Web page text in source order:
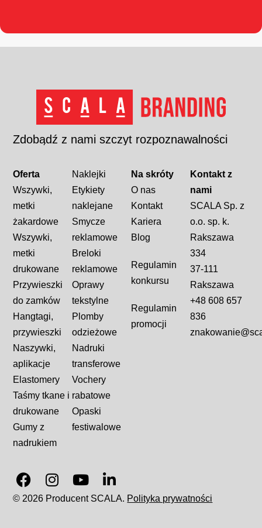
Oferta
Wszywki,
metki
żakardowe
Wszywki,
metki
drukowane
Przywieszki
do zamków
Hangtagi,
przywieszki
Naszywki,
aplikacje
Elastomery
Taśmy tkane i
drukowane
Gumy z
nadrukiem
Naklejki
Etykiety
naklejane
Smycze
reklamowe
Breloki
reklamowe
Oprawy
tekstylne
Plomby
odzieżowe
Nadruki
transferowe
Vochery
rabatowe
Opaski
festiwalowe
Na skróty
O nas
Kontakt
Kariera
Blog
Regulamin
konkursu
Regulamin
promocji
Kontakt z
nami
SCALA Sp. z
o.o. sp. k.
Rakszawa
334
37-111
Rakszawa
+48 608 657
836
Zdobądź z nami szczyt rozpoznawalności
© 2026 Producent SCALA. Polityka prywatności